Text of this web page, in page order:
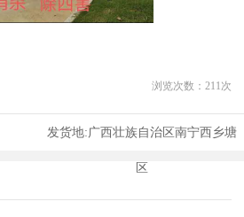
浏览次数： 211次
发货地:广西壮族自治区南宁西乡塘
区